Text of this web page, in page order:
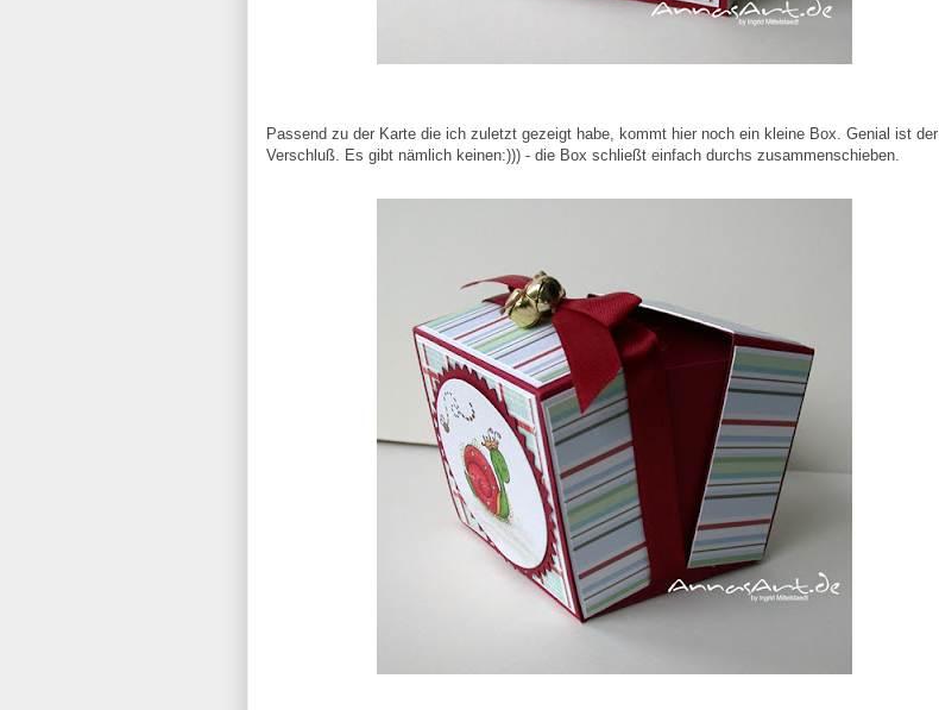
Passend zu der Karte die ich zuletzt gezeigt habe, kommt hier noch ein kleine Box. Genial ist der
Verschluß. Es gibt nämlich keinen:))) - die Box schließt einfach durchs zusammenschieben.